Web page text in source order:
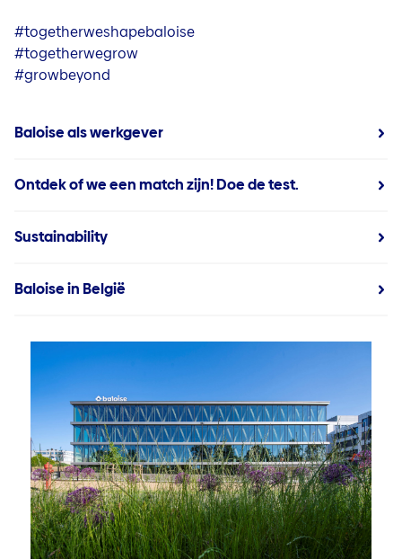
#togetherweshapebaloise
#togetherwegrow
#growbeyond
Baloise als werkgever
Ontdek of we een match zijn! Doe de test.
Sustainability
Baloise in België